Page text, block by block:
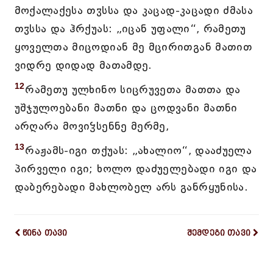
მოქალაქესა თჳსსა და კაცად-კაცადი ძმასა
თჳსსა და ჰრქუას: „იცან უფალი“, რამეთუ
ყოველთა მიცოდიან მე მცირითგან მათით
ვიდრე დიდად მათამდე.
12რამეთუ ულხინო სიცრუვეთა მათთა და
უშჯულოებანი მათნი და ცოდვანი მათნი
არღარა მოვიჴსენნე მერმე,
13რაჟამს-იგი თქუას: „ახალიო“, დააძუელა
პირველი იგი; ხოლო დაძუელებადი იგი და
დაბერებადი მახლობელ არს განრყუნისა.
წინა თავი შემდეგი თავი